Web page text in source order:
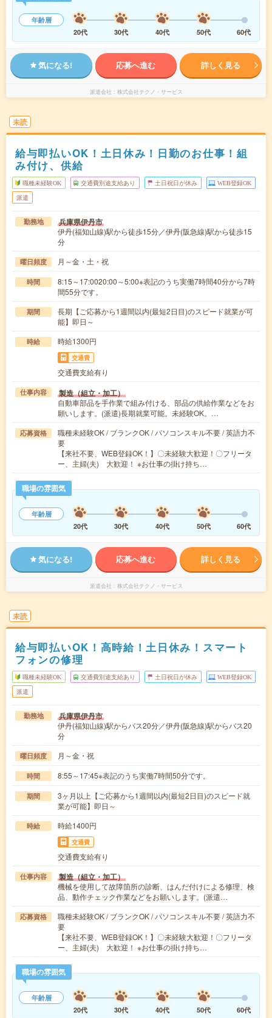
年齢層
20代
30代 40代 50代 60代
気になる! 応募へ進む 詳しく見る
派遣会社 株式会社テクノ・サービス
未読
給与即払いOK！土日休み！日勤のお仕事！組
み付け、供給
職種未経験OK 交通費別途支給あり 土日祝日が休み WEB登録OK
派遣
勤務地 兵庫県伊丹市
伊丹(福知山線)駅から徒歩15分／伊丹(阪急線)駅から徒歩15
分
曜日頻度 月～金・土・祝
時間
8:15～17:0020:00～5:00※表記のうち実働7時間40分から7時
間55分です。
期間
長期【ご応募から1週間以内(最短2日目)のスピード就業が可
能】即日～
時給 時給1300円
交通費
交通費支給有り
仕事内容 製造（組立・加工）
自動車部品を手作業で組み付ける、部品の供給作業などをお
願いします。(派遣)長期就業可能。未経験OK。…
応募資格
職種未経験OK / ブランクOK / パソコンスキル不要 / 英語力不
要
【来社不要、WEB登録OK！】〇未経験大歓迎！〇フリータ
ー、主婦(夫) 大歓迎！ ※お仕事の掛け持ち…
職場の雰囲気
年齢層
20代
30代 40代 50代 60代
気になる! 応募へ進む 詳しく見る
派遣会社 株式会社テクノ・サービス
未読
給与即払いOK！高時給！土日休み！スマート
フォンの修理
職種未経験OK 交通費別途支給あり 土日祝日が休み WEB登録OK
派遣
勤務地 兵庫県伊丹市
伊丹(福知山線)駅からバス20分／伊丹(阪急線)駅からバス20
分
曜日頻度 月～金・祝
時間 8:55～17:45※表記のうち実働7時間50分です。
期間
3ヶ月以上【ご応募から1週間以内(最短2日目)のスピード就
業が可能】即日～
時給 時給1400円
交通費
交通費支給有り
仕事内容 製造（組立・加工）
機械を使用して故障箇所の診断、はんだ付けによる修理、検
品、動作チェック作業などをお願いします。(派遣…
応募資格
職種未経験OK / ブランクOK / パソコンスキル不要 / 英語力不
要
【来社不要、WEB登録OK！】〇未経験大歓迎！〇フリータ
ー、主婦(夫) 大歓迎！ ※お仕事の掛け持ち…
職場の雰囲気
年齢層
20代
30代 40代 50代 60代